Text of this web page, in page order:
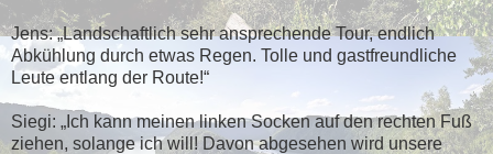
Jens: „Landschaftlich sehr ansprechende Tour, endlich
Abkühlung durch etwas Regen. Tolle und gastfreundliche
Leute entlang der Route!“
Siegi: „Ich kann meinen linken Socken auf den rechten Fuß
ziehen, solange ich will! Davon abgesehen wird unsere